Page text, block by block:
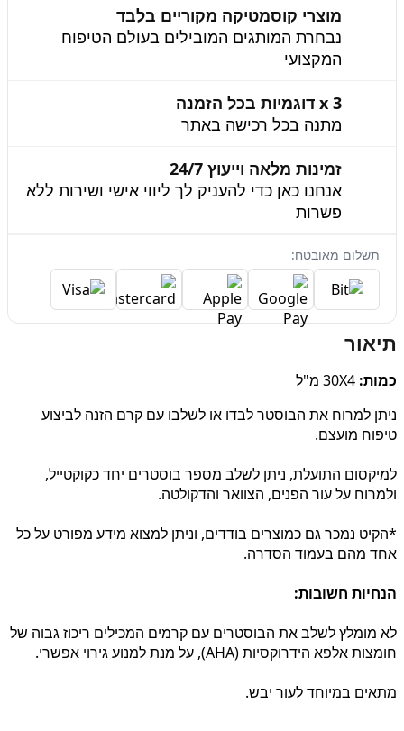
מוצרי קוסמטיקה מקוריים בלבד
נבחרת המותגים המובילים בעולם הטיפוח
המקצועי
3 x דוגמיות בכל הזמנה
מתנה בכל רכישה באתר
זמינות מלאה וייעוץ 24/7
אנחנו כאן כדי להעניק לך ליווי אישי ושירות ללא
פשרות
תשלום מאובטח:
תיאור
כמות:
ניתן למרוח את הבוסטר לבדו או לשלבו עם קרם הזנה לביצוע
טיפוח מועצם.
למיקסום התועלת, ניתן לשלב מספר בוסטרים יחד כקוקטייל,
ולמרוח על עור הפנים, הצוואר והדקולטה.
*הקיט נמכר גם כמוצרים בודדים, וניתן למצוא מידע מפורט על כל
אחד מהם בעמוד הסדרה.
הנחיות חשובות:
לא מומלץ לשלב את הבוסטרים עם קרמים המכילים ריכוז גבוה של
חומצות אלפא הידרוקסיות (AHA), על מנת למנוע גירוי אפשרי.
מתאים במיוחד לעור יבש.